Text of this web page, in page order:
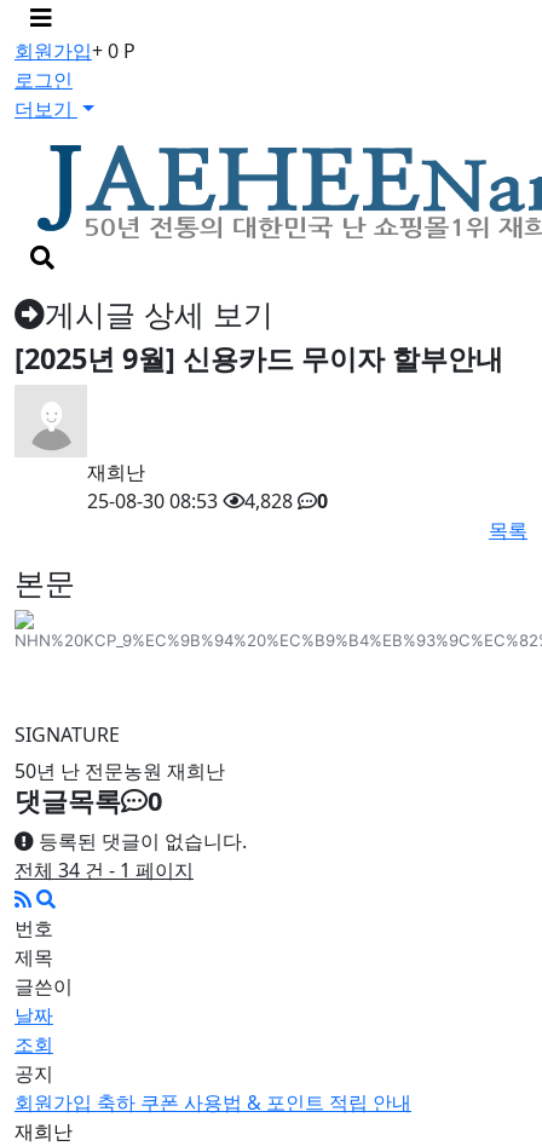
메
뉴
버
튼
회원가입+ 0 P
로그인
더보기
검
색
버
튼게시글 상세 보기
[2025년 9월] 신용카드 무이자 할부안내
재희난
25-08-30 08:53
4,828
0
목록
본문
SIGNATURE
50년 난 전문농원 재희난
댓글목록 0
등록된 댓글이 없습니다.
전체 34 건 - 1 페이지
번호
제목
글쓴이
날짜
조회
공지
회원가입 축하 쿠폰 사용법 & 포인트 적립 안내
재희난